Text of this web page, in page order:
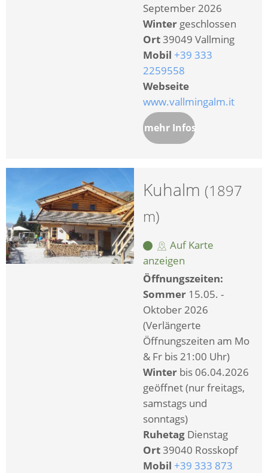
September 2026
Winter geschlossen
Ort39049 Vallming
Mobil +39 333
2259558
Webseite
www.vallmingalm.it
mehr Infos
Kuhalm (1897
m)
Auf Karte
anzeigen
Öffnungszeiten:
Sommer 15.05. -
Oktober 2026
(Verlängerte
Öffnungszeiten am Mo
& Fr bis 21:00 Uhr)
Winter bis 06.04.2026
geöffnet (nur freitags,
samstags und
sonntags)
Ruhetag Dienstag
Ort39040 Rosskopf
Mobil +39 333 873